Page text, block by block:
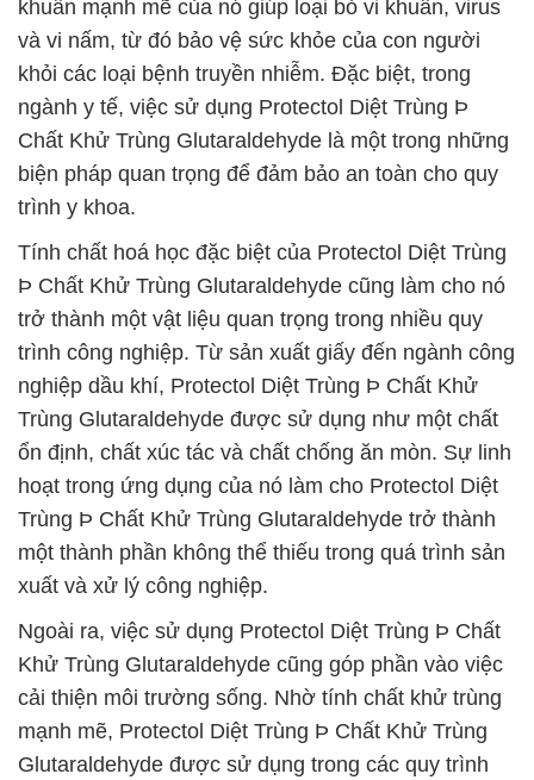
khuẩn mạnh mẽ của nó giúp loại bỏ vi khuẩn, virus
và vi nấm, từ đó bảo vệ sức khỏe của con người
khỏi các loại bệnh truyền nhiễm. Đặc biệt, trong
ngành y tế, việc sử dụng Protectol Diệt Trùng Þ
Chất Khử Trùng Glutaraldehyde là một trong những
biện pháp quan trọng để đảm bảo an toàn cho quy
trình y khoa.
Tính chất hoá học đặc biệt của Protectol Diệt Trùng
Þ Chất Khử Trùng Glutaraldehyde cũng làm cho nó
trở thành một vật liệu quan trọng trong nhiều quy
trình công nghiệp. Từ sản xuất giấy đến ngành công
nghiệp dầu khí, Protectol Diệt Trùng Þ Chất Khử
Trùng Glutaraldehyde được sử dụng như một chất
ổn định, chất xúc tác và chất chống ăn mòn. Sự linh
hoạt trong ứng dụng của nó làm cho Protectol Diệt
Trùng Þ Chất Khử Trùng Glutaraldehyde trở thành
một thành phần không thể thiếu trong quá trình sản
xuất và xử lý công nghiệp.
Ngoài ra, việc sử dụng Protectol Diệt Trùng Þ Chất
Khử Trùng Glutaraldehyde cũng góp phần vào việc
cải thiện môi trường sống. Nhờ tính chất khử trùng
mạnh mẽ, Protectol Diệt Trùng Þ Chất Khử Trùng
Glutaraldehyde được sử dụng trong các quy trình